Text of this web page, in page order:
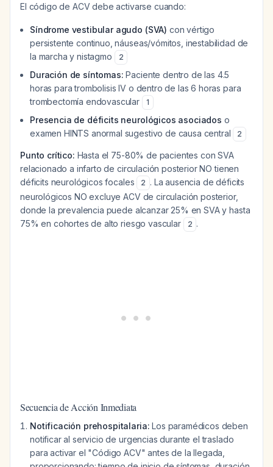
El código de ACV debe activarse cuando:
Síndrome vestibular agudo (SVA) con vértigo
persistente continuo, náuseas/vómitos, inestabilidad de
la marcha y nistagmo
2
Duración de síntomas: Paciente dentro de las 4.5
horas para trombolisis IV o dentro de las 6 horas para
trombectomía endovascular
1
Presencia de déficits neurológicos asociados o
examen HINTS anormal sugestivo de causa central
2
Punto crítico: Hasta el 75-80% de pacientes con SVA
relacionado a infarto de circulación posterior NO tienen
déficits neurológicos focales
2 . La ausencia de déficits
neurológicos NO excluye ACV de circulación posterior,
donde la prevalencia puede alcanzar 25% en SVA y hasta
75% en cohortes de alto riesgo vascular
2 .
Secuencia de Acción Inmediata
Notificación prehospitalaria: Los paramédicos deben
notificar al servicio de urgencias durante el traslado
para activar el "Código ACV" antes de la llegada,